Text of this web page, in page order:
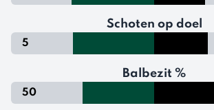
Schoten op doel
5
Balbezit %
50